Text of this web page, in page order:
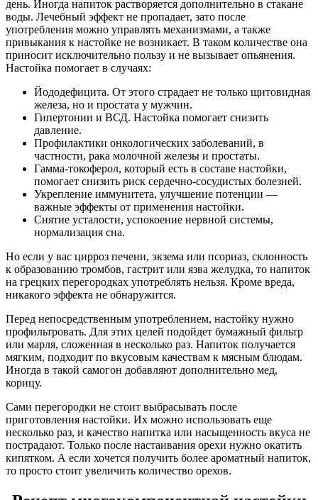
день. Иногда напиток растворяется дополнительно в стакане
воды. Лечебный эффект не пропадает, зато после
употребления можно управлять механизмами, а также
привыкания к настойке не возникает. В таком количестве она
приносит исключительно пользу и не вызывает опьянения.
Настойка помогает в случаях:
Йододефицита. От этого страдает не только щитовидная
железа, но и простата у мужчин.
Гипертонии и ВСД. Настойка помогает снизить
давление.
Профилактики онкологических заболеваний, в
частности, рака молочной железы и простаты.
Гамма-токоферол, который есть в составе настойки,
помогает снизить риск сердечно-сосудистых болезней.
Укрепление иммунитета, улучшение потенции —
важные эффекты от применения настойки.
Снятие усталости, успокоение нервной системы,
нормализация сна.
Но если у вас цирроз печени, экзема или псориаз, склонность
к образованию тромбов, гастрит или язва желудка, то напиток
на грецких перегородках употреблять нельзя. Кроме вреда,
никакого эффекта не обнаружится.
Перед непосредственным употреблением, настойку нужно
профильтровать. Для этих целей подойдет бумажный фильтр
или марля, сложенная в несколько раз. Напиток получается
мягким, подходит по вкусовым качествам к мясным блюдам.
Иногда в такой самогон добавляют дополнительно мед,
корицу.
Сами перегородки не стоит выбрасывать после
приготовления настойки. Их можно использовать еще
несколько раз, и качество напитка или насыщенность вкуса не
пострадают. Только после настаивания орехи нужно окатить
кипятком. А если хочется получить более ароматный напиток,
то просто стоит увеличить количество орехов.